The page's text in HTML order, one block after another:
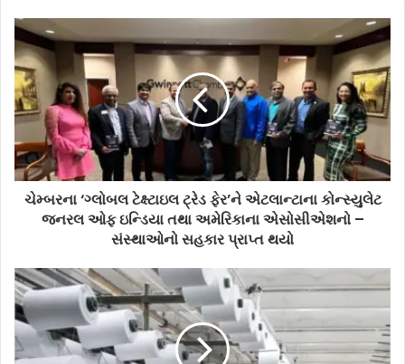
ચેમ્બરના ‘ગ્લોબલ ટેક્ષ્ટાઇલ ટ્રેડ ફેર’ને એટલાન્ટાના કોન્સ્યુલેટ
જનરલ ઓફ ઇન્ડિયા તથા અમેરિકાના એસોસીએશનો –
સંસ્થાઓનો સહકાર પ્રાપ્ત થયો